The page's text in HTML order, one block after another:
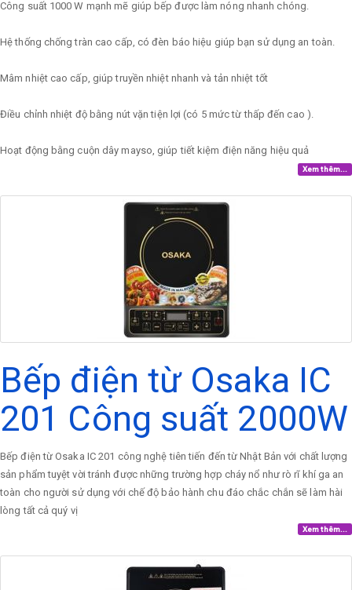
Công suất 1000 W mạnh mẽ giúp bếp được làm nóng nhanh chóng.
Hệ thống chống tràn cao cấp, có đèn báo hiệu giúp bạn sử dụng an toàn.
Mâm nhiệt cao cấp, giúp truyền nhiệt nhanh và tản nhiệt tốt
Điều chỉnh nhiệt độ bằng nút vặn tiện lợi (có 5 mức từ thấp đến cao ).
Hoạt động bằng cuộn dây mayso, giúp tiết kiệm điện năng hiệu quả
Xem thêm...
Bếp điện từ Osaka IC
201 Công suất 2000W
Bếp điện từ Osaka IC 201 công nghệ tiên tiến đến từ Nhật Bản với chất lượng
sản phẩm tuyệt vời tránh được những trường hợp cháy nổ như rò rĩ khí ga an
toàn cho người sử dụng với chế độ bảo hành chu đáo chắc chắn sẽ làm hài
lòng tất cả quý vị
Xem thêm...